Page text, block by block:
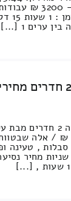
המחירים 4200
ערים 1 [...]
הובלת דירה 2
עלות הובלת דירה 2